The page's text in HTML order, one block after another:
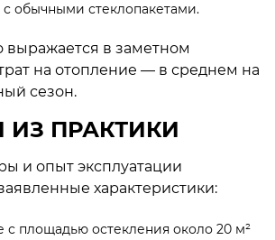
обычными стеклопакетами.
выражается в заметном
на отопление — в среднем на
сезон.
ПРАКТИКИ
и опыт эксплуатации
характеристики:
с площадью остекления около 20 м²